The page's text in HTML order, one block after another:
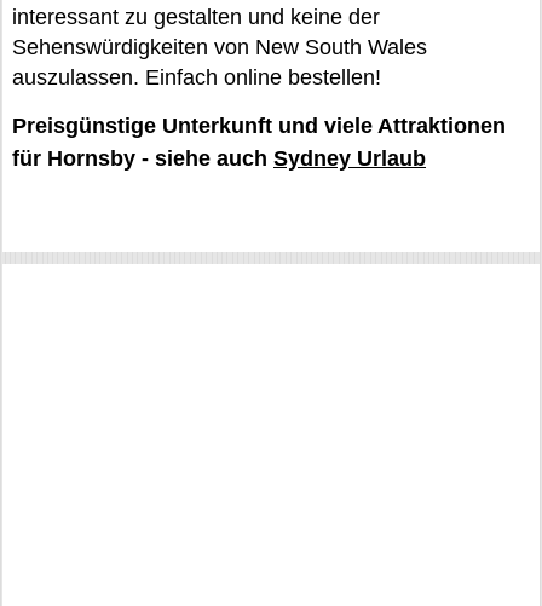
interessant zu gestalten und keine der
Sehenswürdigkeiten von New South Wales
auszulassen. Einfach online bestellen!
Preisgünstige Unterkunft und viele Attraktionen
für Hornsby - siehe auch Sydney Urlaub